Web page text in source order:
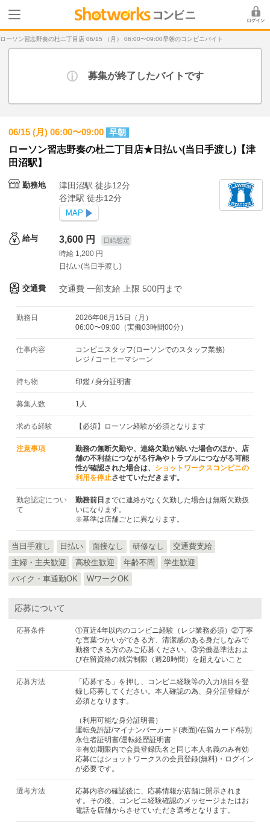
ローソン習志野奏の杜二丁目店 06/15 （月） 06:00〜09:00早朝のコンビニバイト
募集が終了したバイトです
06/15 (月) 06:00〜09:00 早朝
ローソン習志野奏の杜二丁目店★日払い(当日手渡し)【津
田沼駅】
勤務地
津田沼駅 徒歩12分
谷津駅 徒歩12分
MAP
給与 3,600 円 日給想定
時給 1,200 円
日払い(当日手渡し)
交通費 交通費 一部支給 上限 500円まで
勤務日
2026年06月15日（月）
06:00〜09:00（実働03時間00分）
仕事内容
コンビニスタッフ(ローソンでのスタッフ業務)
レジ / コーヒーマシーン
持ち物 印鑑 /身分証明書
募集人数 1人
求める経験 【必須】ローソン経験が必須となります
注意事項
勤務の無断欠勤や、連絡欠勤が続いた場合のほか、店
舗の不利益につながる行為やトラブルにつながる可能
性が確認された場合は、
ショットワークスコンビニの
利用を停止させていただきます。
勤怠認定につい
て
勤務前日 までに連絡がなく欠勤した場合は無断欠勤扱
いになります。
※基準は店舗ごとに異なります。
当日手渡し 日払い 面接なし 研修なし
交通費支給
主婦・主夫歓迎
高校生歓迎 年齢不問
学生歓迎
バイク・車通勤OK
WワークOK
応募について
応募条件
①直近4年以内のコンビニ経験（レジ業務必須）②丁寧
な言葉づかいができる方、清潔感のある身だしなみで
勤務できる方のみご応募ください。③労働基準法およ
び在留資格の就労制限（週28時間）を超えないこと
応募方法
「応募する」を押し、コンビニ経験等の入力項目を登
録し応募してください。本人確認の為、身分証登録が
必須となります。
（利用可能な身分証明書）
運転免許証/マイナンバーカード(表面)/在留カード/特別
永住者証明書/運転経歴証明書
※有効期限内で会員登録氏名と同じ本人名義のみ有効
応募にはショットワークスの会員登録(無料)・ログイン
が必要です。
選考方法
応募内容の確認後に、応募情報が店舗に開示されま
す。その後、コンビニ経験確認のメッセージまたはお
電話を店舗からさせていただき選考となります。